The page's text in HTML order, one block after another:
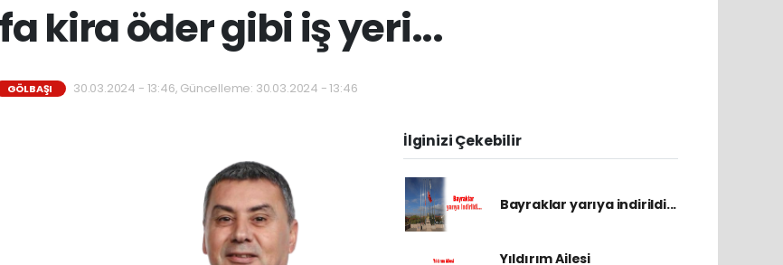
kira öder gibi iş yeri...
GÖLBAŞI 30.03.2024 - 13:46, Güncelleme: 30.03.2024 - 13:46
İlginizi Çekebilir
Bayraklar yarıya indirildi...
Yıldırım Ailesi